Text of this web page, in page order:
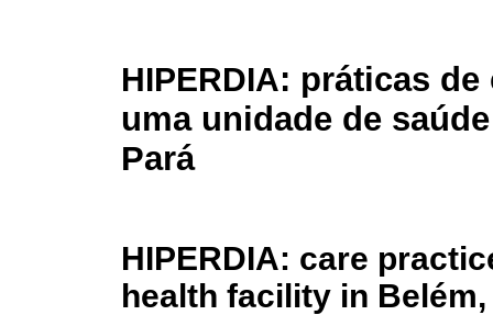
HIPERDIA: práticas
uma unidade de
Pará
HIPERDIA: care
health facility in Belém,